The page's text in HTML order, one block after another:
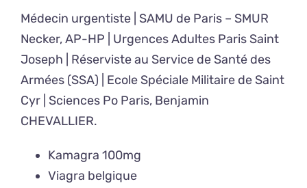
Médecin urgentiste | SAMU de Paris – SMUR
Necker, AP-HP | Urgences Adultes Paris Saint
Joseph | Réserviste au Service de Santé des
Armées (SSA) | Ecole Spéciale Militaire de Saint
Cyr | Sciences Po Paris, Benjamin
CHEVALLIER.
Kamagra 100mg
Viagra belgique